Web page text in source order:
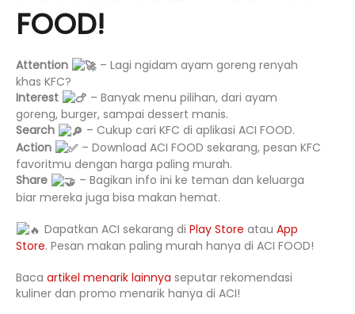
FOOD!
Attention
– Lagi ngidam ayam goreng renyah
khas KFC?
Interest
– Banyak menu pilihan, dari ayam
goreng, burger, sampai dessert manis.
Search
– Cukup cari KFC di aplikasi ACI FOOD.
Action
– Download ACI FOOD sekarang, pesan KFC
favoritmu dengan harga paling murah.
Share
– Bagikan info ini ke teman dan keluarga
biar mereka juga bisa makan hemat.
Dapatkan ACI sekarang di Play Store atau App
Store. Pesan makan paling murah hanya di ACI FOOD!
Baca artikel menarik lainnya seputar rekomendasi
kuliner dan promo menarik hanya di ACI!